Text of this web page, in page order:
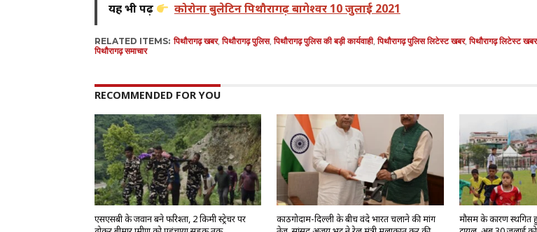
यह भी पढ़ें कोरोना बुलेटिन पिथौरागढ़ बागेश्वर 10 जुलाई 2021
RELATED ITEMS: पिथौरागढ़ खबर,पिथौरागढ़ पुलिस,पिथौरागढ़ पुलिस की बड़ी कार्यवाही,पिथौरागढ़ पुलिस लिटेस्ट खबर,पिथौरागढ़ लिटेस्ट खबर
पिथौरागढ़ समाचार
RECOMMENDED FOR YOU
एसएसबी के जवान बने फरिश्ता, 2 किमी स्ट्रेचर पर
काठगोदाम-दिल्ली के बीच वंदे भारत चलाने की मांग
मौसम के कारण स्थगित